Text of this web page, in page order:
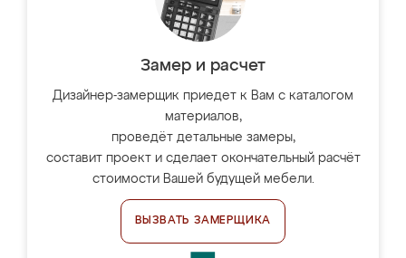
Замер и расчет
Дизайнер-замерщик приедет к Вам с каталогом
материалов,
проведёт детальные замеры,
составит проект и сделает окончательный расчёт
стоимости Вашей будущей мебели.
ВЫЗВАТЬ ЗАМЕРЩИКА